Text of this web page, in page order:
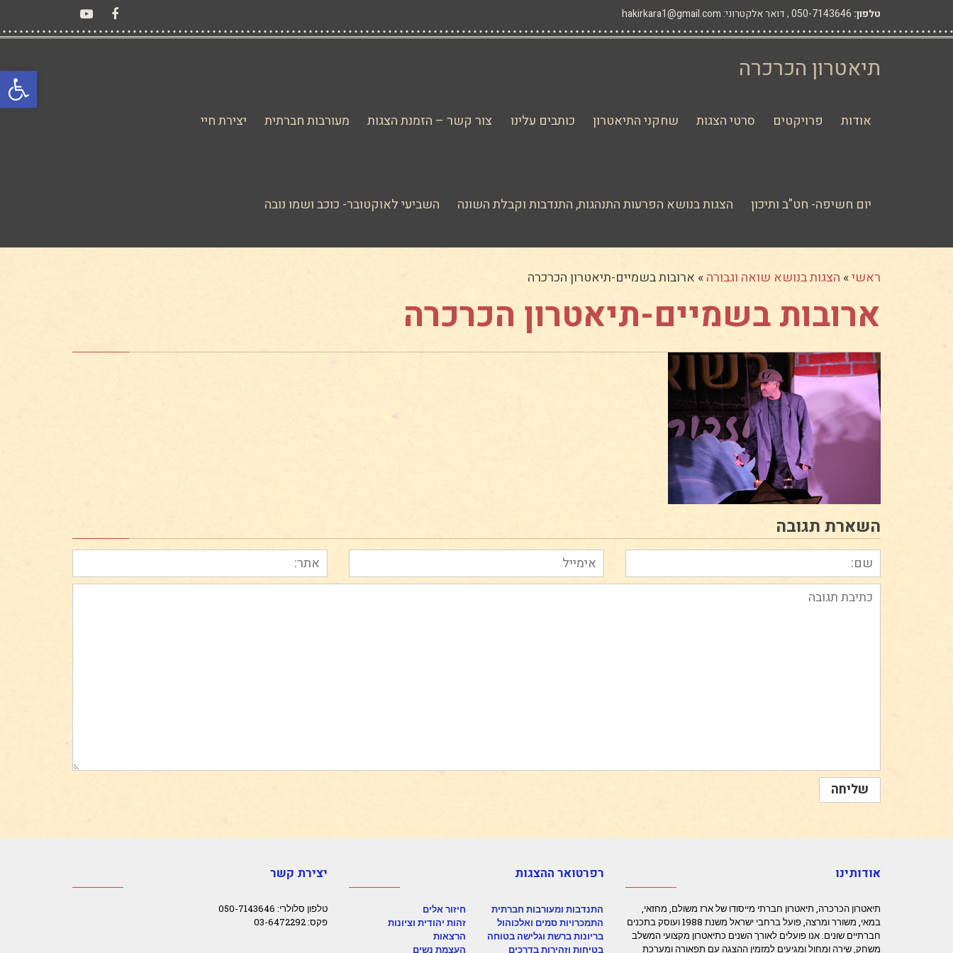
פתח
טלפון:
דואר אלקטרוני: hakirkara1@gmail.com
Facebook
YouTube
תיאטרון הכרכרה
אודות פרויקטים סרטי הצגות שחקני התיאטרון כותבים עלינו צור קשר – הזמנת הצגות מעורבות חברתית יצירת חיי
יום חשיפה- חט"ב ותיכון הצגות בנושא הפרעות התנהגות, התנדבות וקבלת השונה השביעי לאוקטובר- כוכב ושמו נובה
ראשי» הצגות בנושא שואה וגבורה» ארובות בשמיים-תיאטרון הכרכרה
ארובות בשמיים-תיאטרון הכרכרה
השארת תגובה
אודותינו
תיאטרון הכרכרה, תיאטרון חברתי מייסודו של ארז משולם, מחזאי,
במאי, משורר ומרצה, פועל ברחבי ישראל משנת 1988 ועוסק בתכנים
חברתיים שונים. אנו פועלים לאורך השנים כתיאטרון מקצועי המשלב
משחק, שירה ומחול ומגיעים למזמין ההצגה עם תפאורה ומערכת
רפרטואר ההצגות
התנדבות ומעורבות חברתית
התמכרויות סמים ואלכוהול
בריונות ברשת וגלישה בטוחה
בטיחות וזהירות בדרכים
חיזור אלים
זהות יהודית וציונות
הרצאות
העצמת נשים
יצירת קשר
טלפון סלולרי: 050-7143646
פקס: 03-6472292